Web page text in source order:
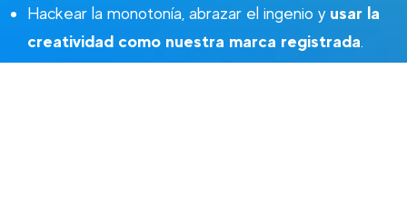
Hackear la monotonía, abrazar el ingenio y usar la
creatividad como nuestra marca registrada.